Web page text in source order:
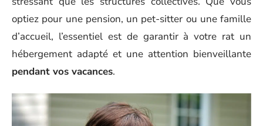
optiez pour une pension, un pet-sitter ou une famille
d’accueil, l’essentiel est de garantir à votre rat un
hébergement adapté et une attention bienveillante
pendant vos vacances.